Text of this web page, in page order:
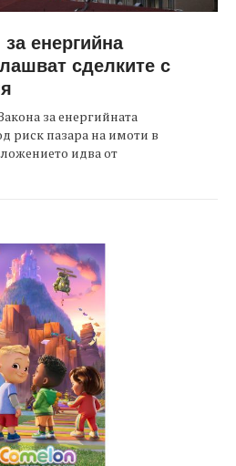
енергийна
сделките с
за енергийната
риск пазара на имоти в
идва от